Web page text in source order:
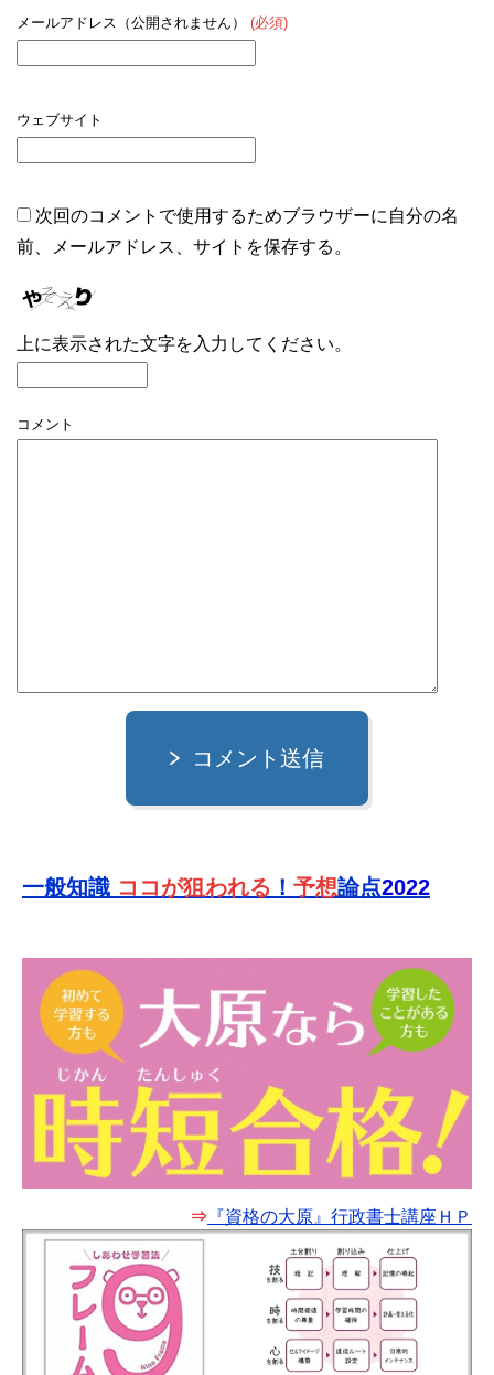
メールアドレス（公開されません） (必須)
ウェブサイト
次回のコメントで使用するためブラウザーに自分の名
前、メールアドレス、サイトを保存する。
上に表示された文字を入力してください。
コメント
コメント送信
一般知識 ココが狙われる ！ 予想論点2022
⇒ 『資格の大原』行政書士講座ＨＰ